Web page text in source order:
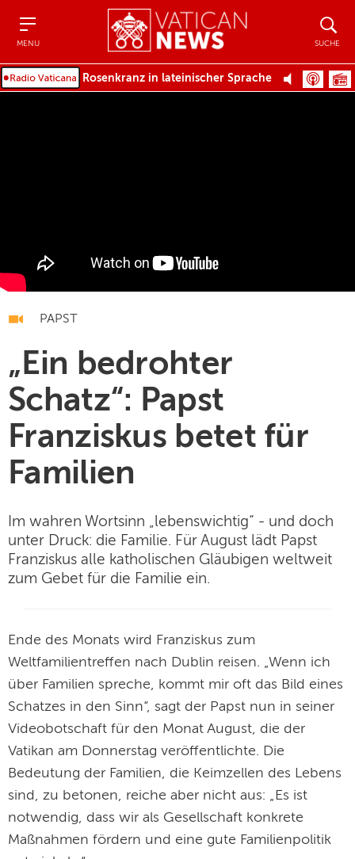
MENU SUCHE
Rosenkranz in lateinischer Sprache
PAPST
„Ein bedrohter
Schatz“: Papst
Franziskus betet für
Familien
Im wahren Wortsinn „lebenswichtig“ - und doch
unter Druck: die Familie. Für August lädt Papst
Franziskus alle katholischen Gläubigen weltweit
zum Gebet für die Familie ein.
Ende des Monats wird Franziskus zum
Weltfamilientreffen nach Dublin reisen. „Wenn ich
über Familien spreche, kommt mir oft das Bild eines
Schatzes in den Sinn“, sagt der Papst nun in seiner
Videobotschaft für den Monat August, die der
Vatikan am Donnerstag veröffentlichte. Die
Bedeutung der Familien, die Keimzellen des Lebens
sind, zu betonen, reiche aber nicht aus: „Es ist
notwendig, dass wir als Gesellschaft konkrete
Maßnahmen fördern und eine gute Familienpolitik